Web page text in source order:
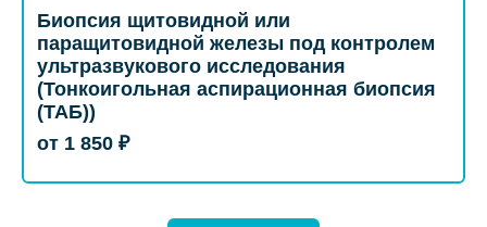
Биопсия щитовидной или
паращитовидной железы под контролем
ультразвукового исследования
(Тонкоигольная аспирационная биопсия
(ТАБ))
от 1 850 ₽